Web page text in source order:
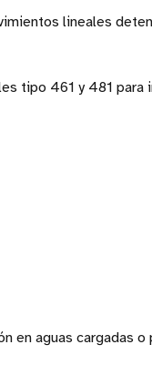
lineales
tipo 461 y 481 para
en aguas cargadas o